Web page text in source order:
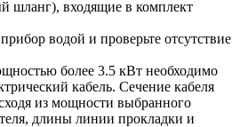
шланг), входящие в комплект
водой и проверьте отсутствие
более 3.5 кВт необходимо
кабель. Сечение кабеля
из мощности выбранного
длины линии прокладки и